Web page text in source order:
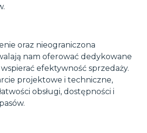
oraz nieograniczona
nam oferować dedykowane
efektywność sprzedaży.
projektowe i techniczne,
obsługi, dostępności i